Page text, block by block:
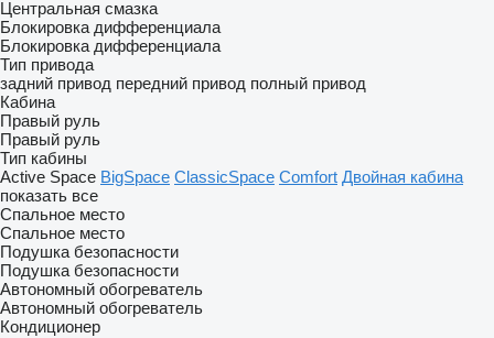
Центральная смазка
Блокировка дифференциала
Блокировка дифференциала
Тип привода
задний привод передний привод полный привод
Кабина
Правый руль
Правый руль
Тип кабины
Active Space BigSpace ClassicSpace Comfort Двойная кабина
показать все
Спальное место
Спальное место
Подушка безопасности
Подушка безопасности
Автономный обогреватель
Автономный обогреватель
Кондиционер